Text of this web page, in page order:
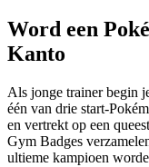
Word een
Kanto
Als jonge trainer begin
één van drie start-
en vertrekt op een
Gym Badges
ultieme kampioen